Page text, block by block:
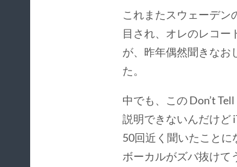
これまたスウェーデン
目され、オレのレコー
が、昨年偶然聞きなお
た。
中でも、この Don’t
説明できないんだけど
50回近く聞いたことに
ボーカルがズバ抜けて